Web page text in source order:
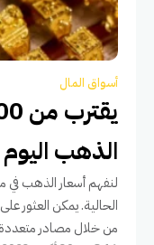
أسواق المال
الذهب
لنفهم أسعار الذهب في
الحالية. يمكن العثور
من خلال مصادر